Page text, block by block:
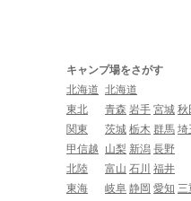
キャンプ場をさがす
北海道 北海道
東北
青森 岩手 宮城 秋
関東
茨城 栃木 群馬 埼
甲信越
山梨 新潟 長野
北陸
富山 石川 福井
東海
岐阜 静岡 愛知 三